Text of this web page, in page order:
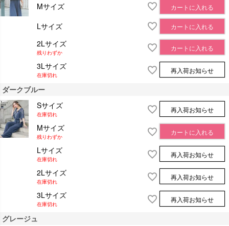
Mサイズ カートに入れる
Lサイズ カートに入れる
2Lサイズ
残りわずか
カートに入れる
3Lサイズ
在庫切れ
再入荷お知らせ
ダークブルー
Sサイズ
在庫切れ
再入荷お知らせ
Mサイズ
残りわずか
カートに入れる
Lサイズ
在庫切れ
再入荷お知らせ
2Lサイズ
在庫切れ
再入荷お知らせ
3Lサイズ
在庫切れ
再入荷お知らせ
グレージュ